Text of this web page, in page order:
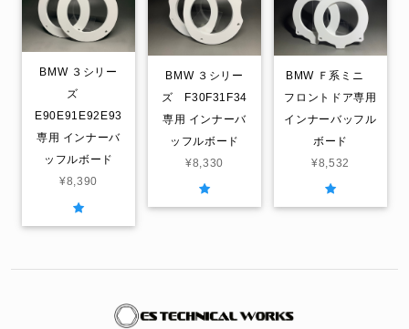
BMW ３シリー
ズ
E90E91E92E93
専用 インナーバ
ッフルボード
¥8,390
BMW ３シリー
ズ F30F31F34
専用 インナーバ
ッフルボード
¥8,330
BMW Ｆ系ミニ
フロントドア専用
インナーバッフル
ボード
¥8,532